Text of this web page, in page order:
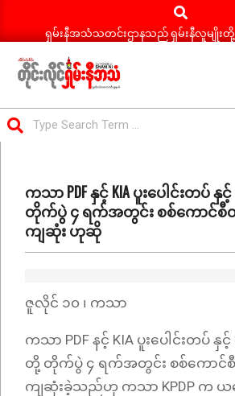
Search
ရှမ်းနီအသံသတင်းဌာနသည် ရှမ်းနီလူမျိုး
ရှမ်း
နီ
သတင်း
Menuကသာ PDF နှင့် KIA ပူးပေါင်းတပ်
တိုက်ပွဲ ၄ ရက်အတွင်း စစ်ကောင်စီတပ်
ကျဆုံး ဟုဆို
ဇူလိုင် ၁၀ ၊ ကသာ
ကသာ PDF နင့် KIA ပူးပေါင်းတပ်
တို့ တိုက်ပွဲ ၄ ရက်အတွင်း စစ်ကောင်စီတ
ကျဆုံးခဲ့သည်ဟု ကသာ KPDP က ယ